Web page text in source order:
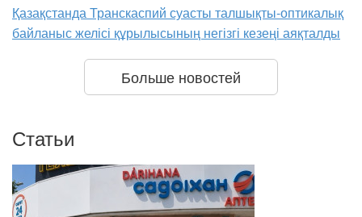
Қазақстанда Транскаспий суасты талшықты-оптикалық
байланыс желісі құрылысының негізгі кезеңі аяқталды
Больше новостей
Статьи